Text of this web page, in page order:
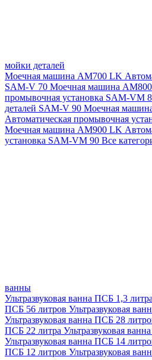
мойки деталей
Моечная машина AM700 LK
SAM-V 70 Моечная машина
промывочная установка SAM-VM
деталей SAM-V 90 Моечная
Автоматическая промывочная
Моечная машина AM900 LK
установка SAM-VM 90 Все
ванны
Ультразвуковая ванна ПСБ 1,3 литра
ПСБ 56 литров Ультразвуковая
Ультразвуковая ванна ПСБ 28
ПСБ 22 литра Ультразвуковая
Ультразвуковая ванна ПСБ 14
ПСБ 12 литров Ультразвуковая